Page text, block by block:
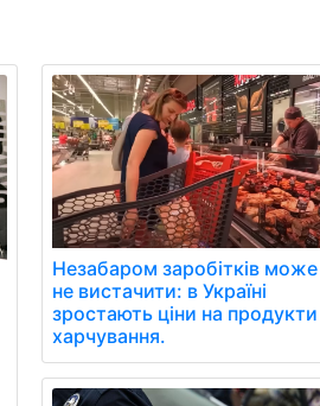
Незабаром заробітків може
не вистачити: в Україні
зростають ціни на продукти
харчування.